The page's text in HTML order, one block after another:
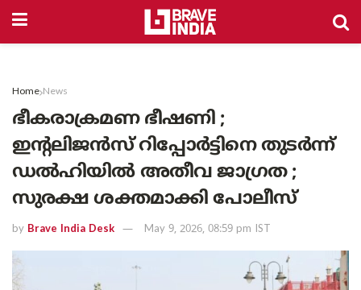
Home News
ഭീകരാക്രമണ ഭീഷണി ;
ഇന്റലിജൻസ് റിപ്പോർട്ടിനെ തുടർന്ന്
ഡൽഹിയിൽ അതീവ ജാഗ്രത ;
സുരക്ഷ ശക്തമാക്കി പോലീസ്
by Brave India Desk May 9, 2026, 08:59 pm IST